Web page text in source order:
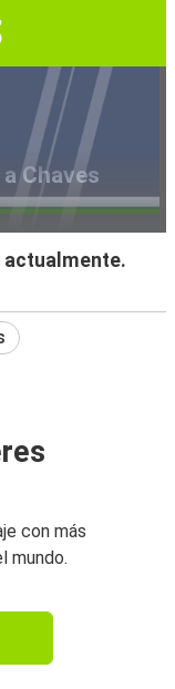
Chaves
actualmente.
con más
mundo.